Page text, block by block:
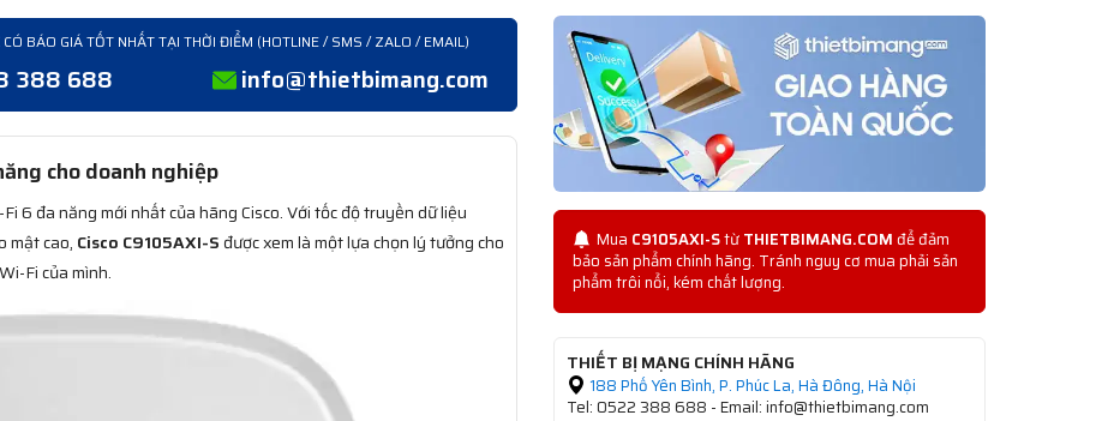
BÁO GIÁ TỐT NHẤT TẠI THỜI ĐIỂM (HOTLINE / SMS / ZALO / EMAIL)
388 688 info@thietbimang.com
cho doanh nghiệp
6 đa năng mới nhất của hãng Cisco. Với tốc độ truyền dữ liệu
mật cao, Cisco C9105AXI-S được xem là một lựa chọn lý tưởng cho
Fi của mình.
Mua C9105AXI-StừTHIETBIMANG.COMđể đảm
bảo sản phẩm chính hãng. Tránh nguy cơ mua phải sản
phẩm trôi nổi, kém chất lượng.
THIẾT BỊ MẠNG CHÍNH HÃNG
188 Phố Yên Bình, P. Phúc La, Hà Đông, Hà Nội
Tel: 0522 388 688 - Email: info@thietbimang.com